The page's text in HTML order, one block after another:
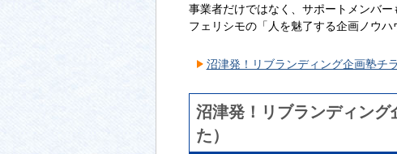
事業者だけではなく、サポートメンバ
フェリシモの「人を魅了する企画ノウ
沼津発！リブランディング企画塾チ
沼津発！リブランディン
た）